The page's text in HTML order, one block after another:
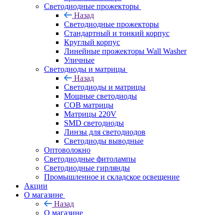
Светодиодные прожекторы
Назад
Светодиодные прожекторы
Стандартный и тонкий корпус
Круглый корпус
Линейные прожекторы Wall Washer
Уличные
Светодиоды и матрицы
Назад
Светодиоды и матрицы
Мощные светодиоды
COB матрицы
Матрицы 220V
SMD светодиоды
Линзы для светодиодов
Светодиоды выводные
Оптоволокно
Светодиодные фитолампы
Светодиодные гирлянды
Промышленное и складское освещение
Акции
О магазине
Назад
О магазине